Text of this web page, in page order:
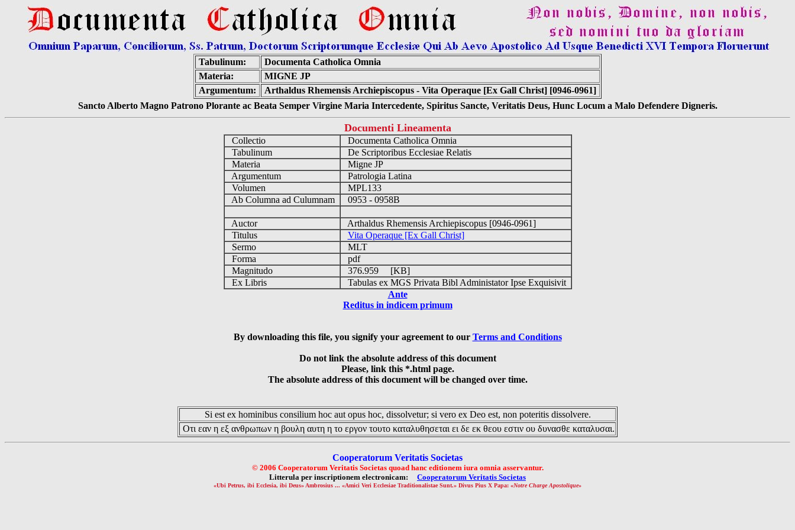
Tabulinum:
Documenta Catholica Omnia
Materia:
MIGNE JP
Argumentum:
Arthaldus Rhemensis Archiepiscopus - Vita Operaque [Ex Gall Christ] [0946-0961]
Sancto Alberto Magno Patrono Plorante ac Beata Semper Virgine Maria Intercedente, Spiritus Sancte, Veritatis Deus, Hunc Locum a Malo Defendere Digneris.
Documenti Lineamenta
Collectio
Documenta Catholica Omnia
Tabulinum
De Scriptoribus Ecclesiae Relatis
Materia
Migne JP
Argumentum
Patrologia Latina
Volumen
MPL133
Ab Columna ad Culumnam
0953 - 0958B
Auctor
Arthaldus Rhemensis Archiepiscopus [0946-0961]
Titulus
Vita Operaque [Ex Gall Christ]
Sermo
MLT
Forma
pdf
Magnitudo
376.959 [KB]
Ex Libris
Tabulas ex MGS Privata Bibl Administator Ipse Exquisivit
Ante
Reditus in indicem primum
By downloading this file, you signify your agreement to our Terms and Conditions
Do not link the absolute address of this document
Please, link this *.html page.
The absolute address of this document will be changed over time.
Si est ex hominibus consilium hoc aut opus hoc, dissolvetur; si vero ex Deo est, non poteritis dissolvere.
Οτι εαν η εξ ανθρωπων η βουλη αυτη η το εργον τουτο καταλυθησεται ει δε εκ θεου εστιν ου δυνασθε καταλυσαι.
Cooperatorum Veritatis Societas
© 2006 Cooperatorum Veritatis Societas quoad hanc editionem iura omnia asservantur.
Litterula per inscriptionem electronicam: Cooperatorum Veritatis Societas
«Ubi Petrus, ibi Ecclesia, ibi Deus» Ambrosius ... «Amici Veri Ecclesiae Traditionalistae Sunt.» Divus Pius X Papa: «Notre Charge Apostolique»